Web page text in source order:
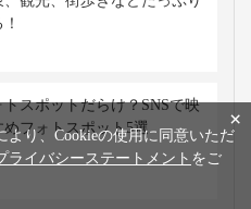
スポットだらけ？SNSで映
フォトスポット5選
×
り、Cookieの使用に同意いただ
ライバシーステートメント をご